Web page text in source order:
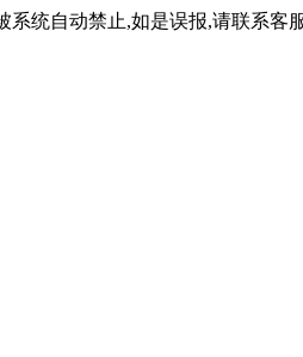
系统自动禁止,如是误报,请联系客